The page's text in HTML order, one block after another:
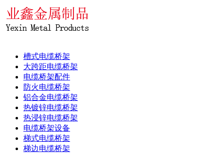
槽式电缆桥架
大跨距电缆桥架
电缆桥架配件
防火电缆桥架
铝合金电缆桥架
热镀锌电缆桥架
热浸锌电缆桥架
电缆桥架设备
梯式电缆桥架
梯边电缆桥架